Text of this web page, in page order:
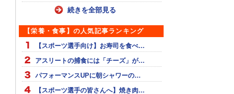
続きを全部見る
【栄養・食事】の人気記事ランキング
【スポーツ選手向け】お寿司を食べ…
アスリートの捕食には「チーズ」が…
パフォーマンスUPに朝シャワーの…
【スポーツ選手の皆さんへ】焼き肉…